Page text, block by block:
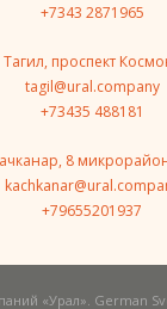
+7343 2871965
проспект
tagil@ural.company
+73435 488181
8
+79655201937
«Урал». German